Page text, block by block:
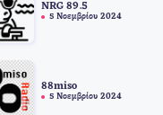
NRG 89.5
5 Νοεμβρίου 2024
88miso
5 Νοεμβρίου 2024